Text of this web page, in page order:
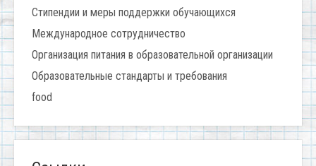
Стипендии и меры поддержки обучающихся
Международное сотрудничество
Организация питания в образовательной организации
Образовательные стандарты и требования
food